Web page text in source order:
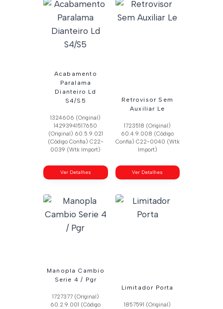
Acabamento
Paralama
Dianteiro Ld
S4/S5
1324606 (Original)
14293941517650
(Original) 60.5.9.021
(Código Confia) C22-
0039 (Wtk Import)
Ver Detalhes
Retrovisor Sem
Auxiliar Le
1723518 (Original)
60.4.9.008 (Código
Confia) C22-0040 (Wtk
Import)
Ver Detalhes
Manopla Cambio
Serie 4 / Pgr
1727377 (Original)
60.2.9.001 (Código
Limitador Porta
1857591 (Original)